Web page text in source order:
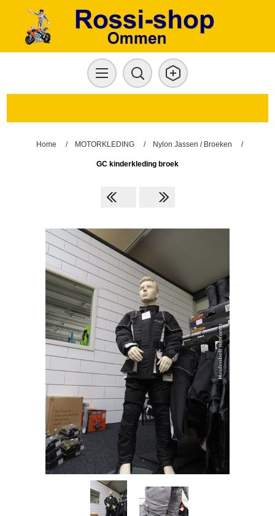
Home / MOTORKLEDING / Nylon Jassen / Broeken /
GC kinderkleding broek